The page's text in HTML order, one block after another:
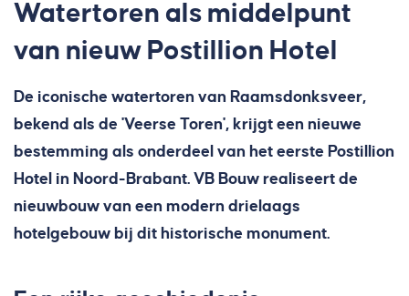
Watertoren als middelpunt
van nieuw Postillion Hotel
De iconische watertoren van Raamsdonksveer,
bekend als de 'Veerse Toren', krijgt een nieuwe
bestemming als onderdeel van het eerste Postillion
Hotel in Noord-Brabant. VB Bouw realiseert de
nieuwbouw van een modern drielaags
hotelgebouw bij dit historische monument.